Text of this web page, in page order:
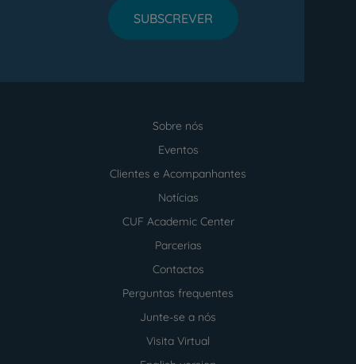
SUBSCREVER
Sobre nós
Eventos
Clientes e Acompanhantes
Notícias
CUF Academic Center
Parcerias
Contactos
Perguntas frequentes
Junte-se a nós
Visita Virtual